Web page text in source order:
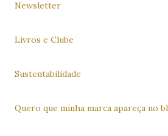
Newsletter
Livros e Clube
Sustentabilidade
Quero que minha marca apareça no